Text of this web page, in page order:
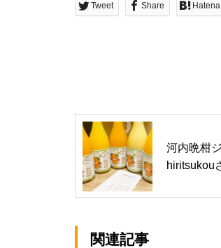
Tweet Share Hatena
河内晩柑
hiritsukou
関連記事